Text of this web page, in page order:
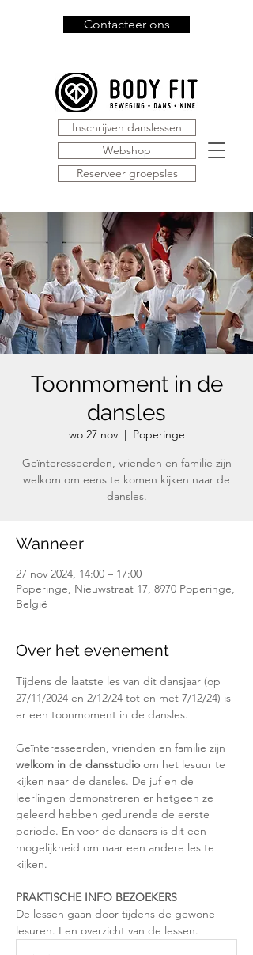
Inschrijven danslessen
Webshop
Reserveer groepsles
Contacteer ons
Toonmoment in de
dansles
wo 27 nov
  |
Poperinge
Geïnteresseerden, vrienden en familie zijn
welkom om eens te komen kijken naar de
dansles.
Wanneer
27 nov 2024, 14:00 – 17:00
Poperinge, Nieuwstraat 17, 8970 Poperinge,
België
Over het evenement
Tijdens de laatste les van dit dansjaar (op
27/11/2024 en 2/12/24 tot en met 7/12/24) is
er een toonmoment in de dansles.
Geïnteresseerden, vrienden en familie zijn
welkom in de dansstudio om het lesuur te
kijken naar de dansles. De juf en de
leerlingen demonstreren er hetgeen ze
geleerd hebben gedurende de eerste
periode. En voor de dansers is dit een
mogelijkheid om naar een andere les te
kijken.
PRAKTISCHE INFO BEZOEKERS
De lessen gaan door tijdens de gewone
lesuren. Een overzicht van de lessen.